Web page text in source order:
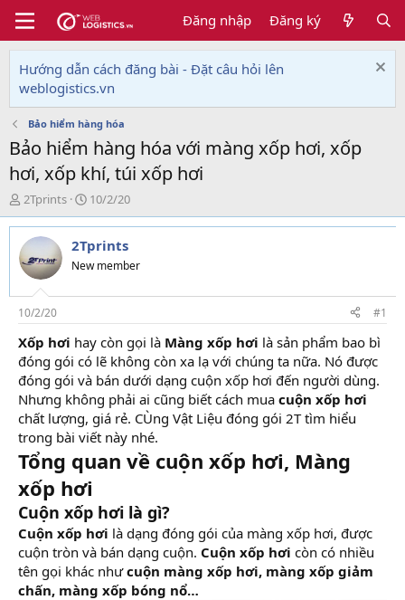
Đăng nhập Đăng ký
Hướng dẫn cách đăng bài - Đặt câu hỏi lên
weblogistics.vn
Bảo hiểm hàng hóa
Bảo hiểm hàng hóa với màng xốp hơi, xốp
hơi, xốp khí, túi xốp hơi
T
h
r
e
a
d
s
t
a
r
t
e
r
2Tprints
N
g
à
y
g
i
10/2/20
2Tprints
New member
10/2/20 #1
Xốp hơi hay còn gọi là Màng xốp hơi là sản phẩm bao bì
đóng gói có lẽ không còn xa lạ với chúng ta nữa. Nó được
đóng gói và bán dưới dạng cuộn xốp hơi đến người dùng.
Nhưng không phải ai cũng biết cách mua cuộn xốp hơi
chất lượng, giá rẻ. CÙng Vật Liệu đóng gói 2T tìm hiểu
trong bài viết này nhé.
Tổng quan về cuộn xốp hơi, Màng
xốp hơi
Cuộn xốp hơi là gì?
Cuộn xốp hơi là dạng đóng gói của màng xốp hơi, được
cuộn tròn và bán dạng cuộn. Cuộn xốp hơi còn có nhiều
tên gọi khác nhưcuộn màng xốp hơi, màng xốp giảm
chấn, màng xốp bóng nổ…